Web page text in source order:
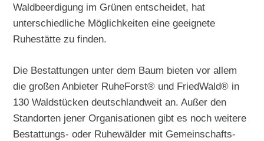
Waldbeerdigung im Grünen entscheidet, hat
unterschiedliche Möglichkeiten eine geeignete
Ruhestätte zu finden.
Die Bestattungen unter dem Baum bieten vor allem
die großen Anbieter RuheForst® und FriedWald® in
130 Waldstücken deutschlandweit an. Außer den
Standorten jener Organisationen gibt es noch weitere
Bestattungs- oder Ruhewälder mit Gemeinschafts-